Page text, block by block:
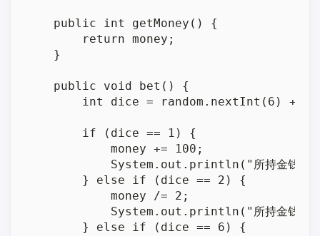
    public int getMoney() {
        return money;
    }
    public void bet() {
        int dice = random.nextInt(6) + 1;
        if (dice == 1) {
            money += 100;
System.out.println("所持金钱增
        } else if (dice == 2) {
            money /= 2;
System.out.println("所持金钱减
        } else if (dice == 6) {